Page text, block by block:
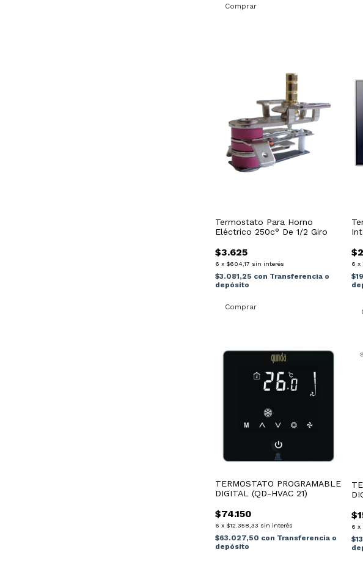
Termostato Para Horno
Eléctrico 250c° De 1/2 Giro
$3.625
6 x $604,17 sin interés
$3.081,25 con Transferencia o
depósito
6 x
TERMOSTATO PROGRAMABLE
DIGITAL (QD-HVAC 21)
$74.150
6 x $12.358,33 sin interés
$63.027,50 con Transferencia o
depósito
6 x